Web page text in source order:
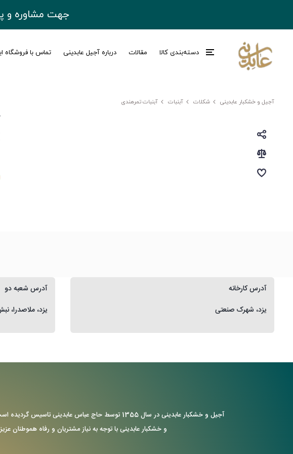
جهت مشاوره و
دسته‌بندی کالا مقالات درباره آجیل عابدینی تماس با فروشگاه
آجیل و خشکبار عابدینی شکلات آبنبات آبنبات تمرهندی
آدرس شعبه دو
یزد، ملاصدرا،
آدرس کارخانه
یزد، شهرک صنعتی
آجیل و خشکبار عابدینی در سال 1355 توسط حاج عباس
و خشکبار عابدینی با توجه به نیاز مشتریان و رفاه هموطنان